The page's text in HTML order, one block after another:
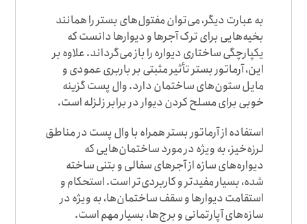
به عبارت دیگر، می‌توان مفتول‌های بستر را همانند
بخیه‌هایی برای ترک آجرها و دیوارها دانست که
یکپارچگی ساختاری دیواره را باز می‌گرداند. علاوه بر
این، آرماتور بستر تأثیر مثبتی بر باربری عمودی و
مایل ستون‌های ساختمان دارد. وال پست گزینه
خوبی برای مسلح کردن دیوار در برابر زلزله است.
استفاده از آرماتور بستر همراه با وال پست در مناطق
لرزه‌خیز، به ویژه در مورد ساختمان‌هایی که
دیواره‌های سازه از آجرهای سفالی و بتنی ساخته
شده، بسیار مفیدتر و کاربردی‌تر است. استحکام و
استقامت دیوارها و سقف ساختمان‌ها، به ویژه در
سازه‌های آپارتمانی و برج‌ها، بسیار مهم است.